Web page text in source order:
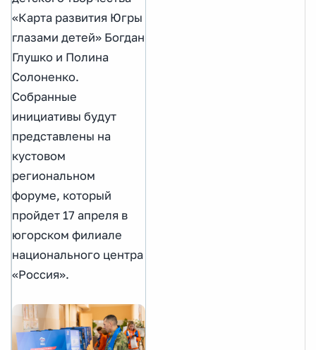
«Карта развития Югры
глазами детей» Богдан
Глушко и Полина
Солоненко.
Собранные
инициативы будут
представлены на
кустовом
региональном
форуме, который
пройдет 17 апреля в
югорском филиале
национального центра
«Россия».